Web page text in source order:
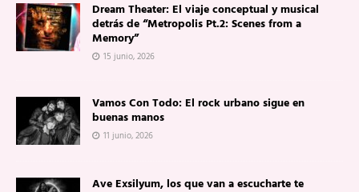
Dream Theater: El viaje conceptual y musical
detrás de “Metropolis Pt.2: Scenes from a
Memory”
15 junio, 2026
Vamos Con Todo: El rock urbano sigue en
buenas manos
11 junio, 2026
Ave Exsilyum, los que van a escucharte te